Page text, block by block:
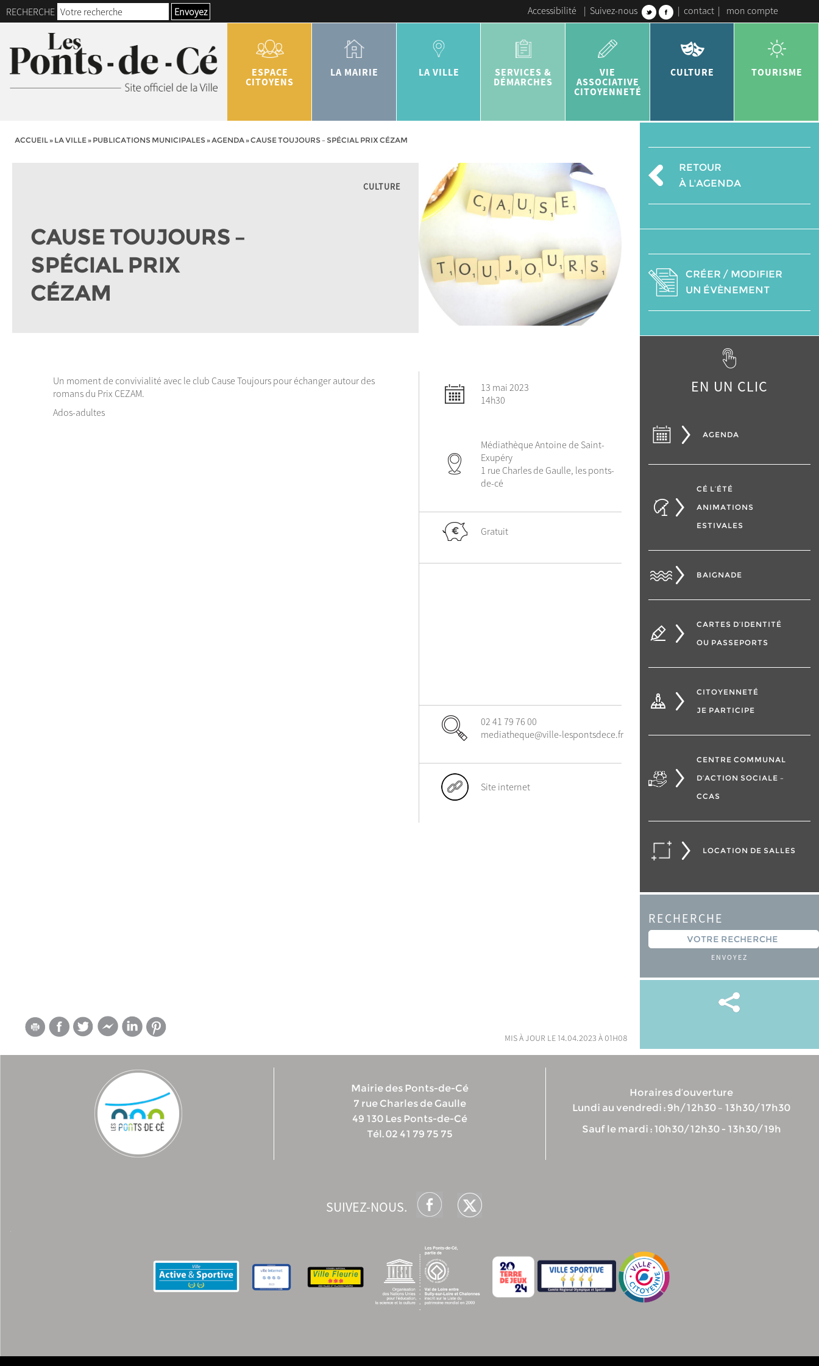
RECHERCHE Envoyez Accessibilité | Suivez-nous | contact | mon compte
ESPACE
CITOYENS
LA MAIRIE LA VILLE
SERVICES &
DÉMARCHES
VIE
ASSOCIATIVE
CITOYENNETÉ
CULTURE TOURISME
ACCUEIL» LA VILLE» PUBLICATIONS MUNICIPALES»AGENDA»CAUSE TOUJOURS – SPÉCIAL PRIX CÉZAM
CULTURE
CAUSE TOUJOURS –
SPÉCIAL PRIX
CÉZAM
Un moment de convivialité avec le club Cause Toujours pour échanger autour des
romans du Prix CEZAM.
Ados-adultes
13 mai 2023
14h30
Médiathèque Antoine de Saint-
Exupéry
1 rue Charles de Gaulle, les ponts-
de-cé
Gratuit
02 41 79 76 00
mediatheque@ville-lespontsdece.fr
Site internet
mis à jour le 14.04.2023 à 01h08
RETOUR
À L'AGENDA
CRÉER / MODIFIER
UN ÉVÈNEMENT
EN UN CLIC
AGENDA
CÉ L’ÉTÉ
ANIMATIONS
ESTIVALES
BAIGNADE
CARTES D’IDENTITÉ
OU PASSEPORTS
CITOYENNETÉ
JE PARTICIPE
CENTRE COMMUNAL
D’ACTION SOCIALE –
CCAS
LOCATION DE SALLES
RECHERCHE
ENVOYEZ
Mairie des Ponts-de-Cé
7 rue Charles de Gaulle
49 130 Les Ponts-de-Cé
Tél. 02 41 79 75 75
Horaires d’ouverture
Lundi au vendredi : 9h/12h30 – 13h30/17h30
Sauf le mardi : 10h30/12h30 - 13h30/19h
SUIVEZ-NOUS.